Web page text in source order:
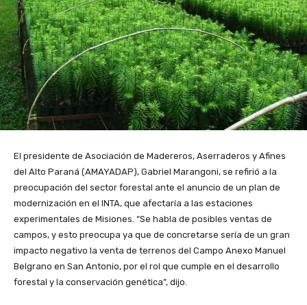
El presidente de Asociación de Madereros, Aserraderos y Afines
del Alto Paraná (AMAYADAP), Gabriel Marangoni, se refirió a la
preocupación del sector forestal ante el anuncio de un plan de
modernización en el INTA, que afectaría a las estaciones
experimentales de Misiones. “Se habla de posibles ventas de
campos, y esto preocupa ya que de concretarse sería de un gran
impacto negativo la venta de terrenos del Campo Anexo Manuel
Belgrano en San Antonio, por el rol que cumple en el desarrollo
forestal y la conservación genética”, dijo.